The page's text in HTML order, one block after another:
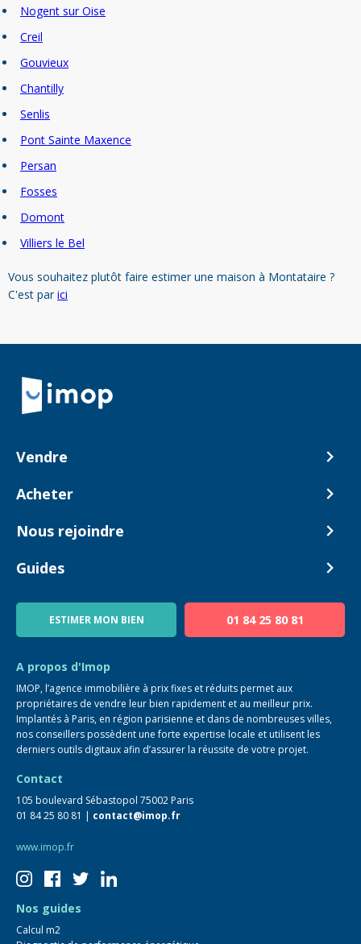
Nogent sur Oise
Creil
Gouvieux
Chantilly
Senlis
Pont Sainte Maxence
Persan
Fosses
Domont
Villiers le Bel
Vous souhaitez plutôt faire estimer une maison à Montataire ?
C'est parici
Retour à la navigation principale
Vendre
Comment ça marche ?
Acheter
Biens en vente
Nous rejoindre
Devenir Conseiller
Guides
Blog
ESTIMER MON BIEN 01 84 25 80 81
A propos d'Imop
IMOP, l’agence immobilière à prix fixes et réduits permet aux
propriétaires de vendre leur bien rapidement et au meilleur prix.
Implantés à Paris, en région parisienne et dans de nombreuses villes,
nos conseillers possèdent une forte expertise locale et utilisent les
derniers outils digitaux afin d’assurer la réussite de votre projet.
Contact
105 boulevard Sébastopol 75002 Paris
01 84 25 80 81 | contact@imop.fr
www.imop.fr
Nos guides
Calcul m2